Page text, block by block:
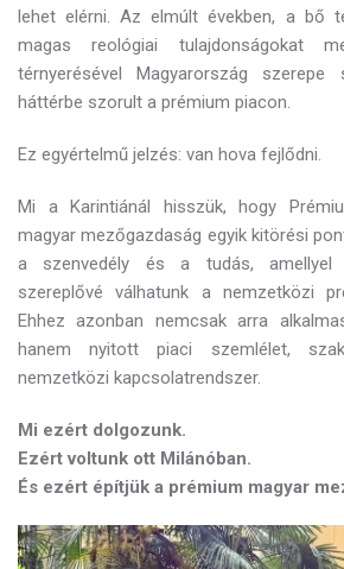
lehet elérni. Az elmúlt években, a bő
magas reológiai tulajdonságokat
térnyerésével Magyarország szerepe
háttérbe szorult a prémium piacon.
Ez egyértelmű jelzés: van hova fejlődni.
Mi a Karintiánál hisszük, hogy
magyar mezőgazdaság egyik kitörési
a szenvedély és a tudás, amellyel
szereplővé válhatunk a nemzetközi
Ehhez azonban nemcsak arra
hanem nyitott piaci szemlélet,
nemzetközi kapcsolatrendszer.
Mi ezért dolgozunk.
Ezért voltunk ott Milánóban.
És ezért építjük a prémium magyar